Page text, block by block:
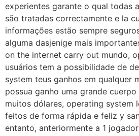
experientes garante o qual todas
são tratadas correctamente e la
informações estão sempre
alguma dasjenige mais
on the internet carry out mundo,
usuários tem a possibilidade de
system teus ganhos em qualquer
possua ganho uma grande
muitos dólares, operating system
feitos de forma rápida e feliz y
entanto, anteriormente a 1